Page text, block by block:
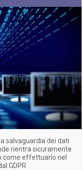
salvaguardia dei dati
rientra sicuramente
come effettuarlo nel
GDPR